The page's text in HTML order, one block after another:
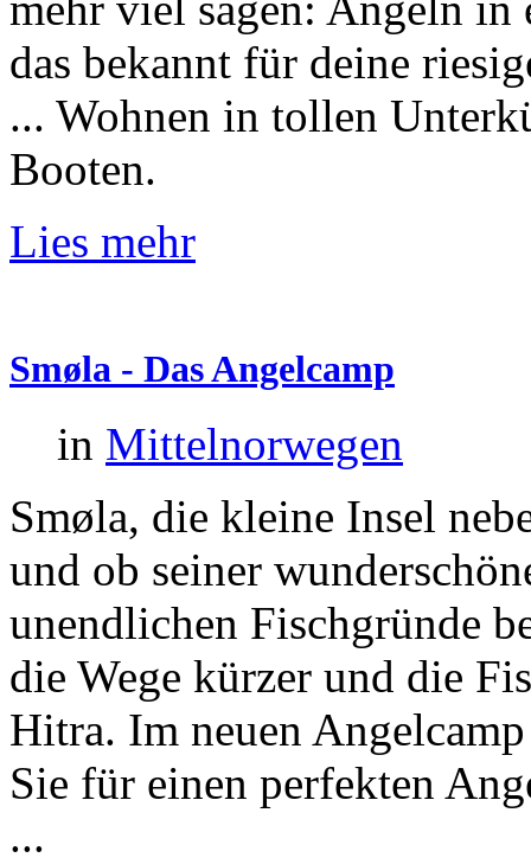
das bekannt für deine
... Wohnen in tollen
Booten.
Lies mehr
Smøla - DasAngelcamp
in Mittelnorwegen
Smøla, die kleine Insel
und ob seiner
unendlichen Fischgründe
die Wege kürzer und die
Hitra. Im neuen
Sie für einen perfekten
...